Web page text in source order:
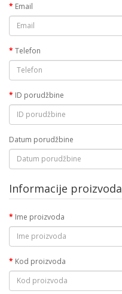
Email
Telefon
ID porudžbine
Datum porudžbine
Informacije proizvoda
Ime proizvoda
Kod proizvoda